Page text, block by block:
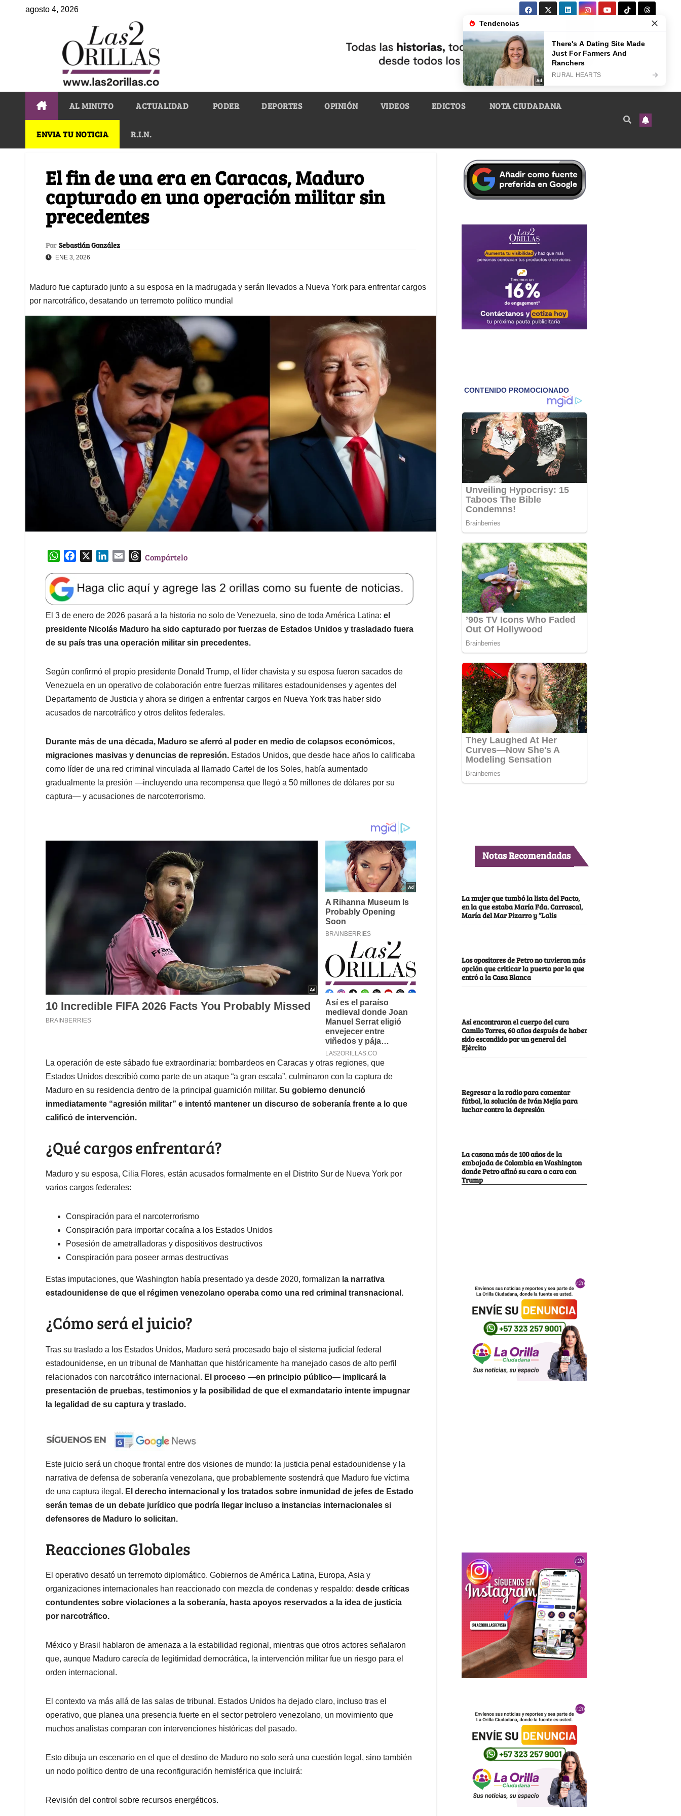
agosto 4, 2026
AL MINUTO ACTUALIDAD PODER DEPORTES OPINIÓN VIDEOS EDICTOS NOTA CIUDADANA
ENVIA TU NOTICIA R.I.N.
El fin de una era en Caracas, Maduro
capturado en una operación militar sin
precedentes
Por Sebastián González
ENE 3, 2026
Maduro fue capturado junto a su esposa en la madrugada y serán llevados a Nueva York para enfrentar cargos
por narcotráfico, desatando un terremoto político mundial
W
a
t
s
A
p
p
e
b
o
o
k
k
e
d
I
n
l
T
e
a
d
s
Compártelo
El 3 de enero de 2026 pasará a la historia no solo de Venezuela, sino de toda América Latina: el
presidente Nicolás Maduro ha sido capturado por fuerzas de Estados Unidos y trasladado fuera
de su país tras una operación militar sin precedentes.
Según confirmó el propio presidente Donald Trump, el líder chavista y su esposa fueron sacados de
Venezuela en un operativo de colaboración entre fuerzas militares estadounidenses y agentes del
Departamento de Justicia y ahora se dirigen a enfrentar cargos en Nueva York tras haber sido
acusados de narcotráfico y otros delitos federales.
Durante más de una década, Maduro se aferró al poder en medio de colapsos económicos,
migraciones masivas y denuncias de represión. Estados Unidos, que desde hace años lo calificaba
como líder de una red criminal vinculada al llamado Cartel de los Soles, había aumentado
gradualmente la presión —incluyendo una recompensa que llegó a 50 millones de dólares por su
captura— y acusaciones de narcoterrorismo.
La operación de este sábado fue extraordinaria: bombardeos en Caracas y otras regiones, que
Estados Unidos describió como parte de un ataque “a gran escala”, culminaron con la captura de
Maduro en su residencia dentro de la principal guarnición militar. Su gobierno denunció
inmediatamente “agresión militar” e intentó mantener un discurso de soberanía frente a lo que
calificó de intervención.
¿Qué cargos enfrentará?
Maduro y su esposa, Cilia Flores, están acusados formalmente en el Distrito Sur de Nueva York por
varios cargos federales:
Conspiración para el narcoterrorismo
Conspiración para importar cocaína a los Estados Unidos
Posesión de ametralladoras y dispositivos destructivos
Conspiración para poseer armas destructivas
Estas imputaciones, que Washington había presentado ya desde 2020, formalizan la narrativa
estadounidense de que el régimen venezolano operaba como una red criminal transnacional.
¿Cómo será el juicio?
Tras su traslado a los Estados Unidos, Maduro será procesado bajo el sistema judicial federal
estadounidense, en un tribunal de Manhattan que históricamente ha manejado casos de alto perfil
relacionados con narcotráfico internacional. El proceso —en principio público— implicará la
presentación de pruebas, testimonios y la posibilidad de que el exmandatario intente impugnar
la legalidad de su captura y traslado.
Este juicio será un choque frontal entre dos visiones de mundo: la justicia penal estadounidense y la
narrativa de defensa de soberanía venezolana, que probablemente sostendrá que Maduro fue víctima
de una captura ilegal. El derecho internacional y los tratados sobre inmunidad de jefes de Estado
serán temas de un debate jurídico que podría llegar incluso a instancias internacionales si
defensores de Maduro lo solicitan.
Reacciones Globales
El operativo desató un terremoto diplomático. Gobiernos de América Latina, Europa, Asia y
organizaciones internacionales han reaccionado con mezcla de condenas y respaldo: desde críticas
contundentes sobre violaciones a la soberanía, hasta apoyos reservados a la idea de justicia
por narcotráfico.
México y Brasil hablaron de amenaza a la estabilidad regional, mientras que otros actores señalaron
que, aunque Maduro carecía de legitimidad democrática, la intervención militar fue un riesgo para el
orden internacional.
El contexto va más allá de las salas de tribunal. Estados Unidos ha dejado claro, incluso tras el
operativo, que planea una presencia fuerte en el sector petrolero venezolano, un movimiento que
muchos analistas comparan con intervenciones históricas del pasado.
Esto dibuja un escenario en el que el destino de Maduro no solo será una cuestión legal, sino también
un nodo político dentro de una reconfiguración hemisférica que incluirá:
Revisión del control sobre recursos energéticos.
Notas Recomendadas
La mujer que tumbó la lista del Pacto,
en la que estaba María Fda. Carrascal,
María del Mar Pizarro y “Lalis
Los opositores de Petro no tuvieron más
opción que criticar la puerta por la que
entró a la Casa Blanca
Así encontraron el cuerpo del cura
Camilo Torres, 60 años después de haber
sido escondido por un general del
Ejército
Regresar a la radio para comentar
fútbol, la solución de Iván Mejía para
luchar contra la depresión
La casona más de 100 años de la
embajada de Colombia en Washington
donde Petro afinó su cara a cara con
Trump